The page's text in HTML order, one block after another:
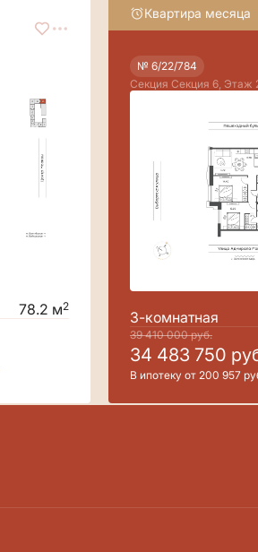
78.2 м2
Квартира месяца
№ 6/22/784
Секция Секция 6, Этаж
3-комнатная
39 410 000руб.
34 483 750
В ипотеку от 200 957